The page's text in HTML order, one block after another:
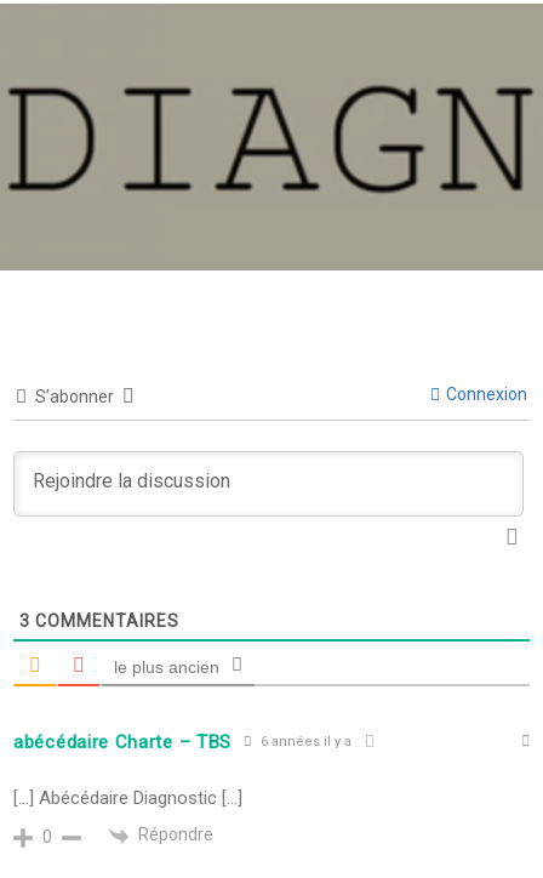
S’abonner Connexion
3 COMMENTAIRES
le plus ancien
abécédaire Charte – TBS 6 années il y a
[…] Abécédaire Diagnostic […]
0 Répondre